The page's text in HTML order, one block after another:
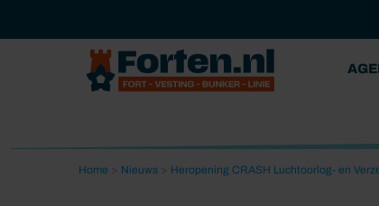
Home Nieuws Heropening CRASH Luchtoorlog- en